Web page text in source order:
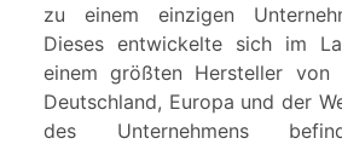
zu einem einzigen
Dieses entwickelte sich im
einem größten Hersteller von
Deutschland, Europa und der
des Unternehmens